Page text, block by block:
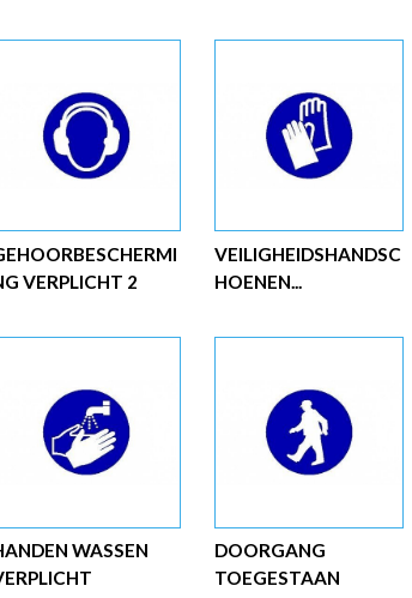
VERPLICHT 2
VEILIGHEIDSHANDSC
HOENEN...
WASSEN
DOORGANG
TOEGESTAAN